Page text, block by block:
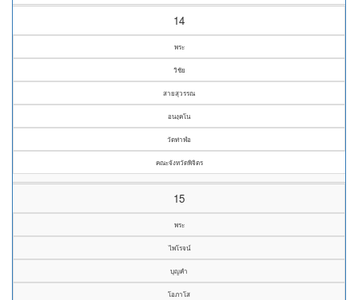
14
พระ
วิชัย
สายสุวรรณ
อนงฺคโน
วัดท่าฬ่อ
คณะจังหวัดพิจิตร
15
พระ
ไพโรจน์
บุญคำ
โอภาโส